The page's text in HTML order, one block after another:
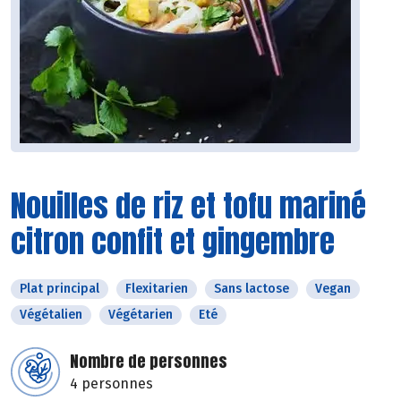
Nouilles de riz et tofu mariné
citron confit et gingembre
Plat principal Flexitarien Sans lactose
Vegan
Végétalien
Végétarien Eté
Nombre de personnes
4 personnes